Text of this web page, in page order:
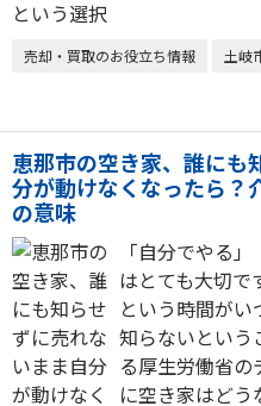
売却・買取のお役立ち情報 土岐
恵那市の空き家、誰にも
分が動けなくなったら？
の意味
「自分でやる
はとても大切で
という時間が
知らないという
る厚生労働省
に空き家はど